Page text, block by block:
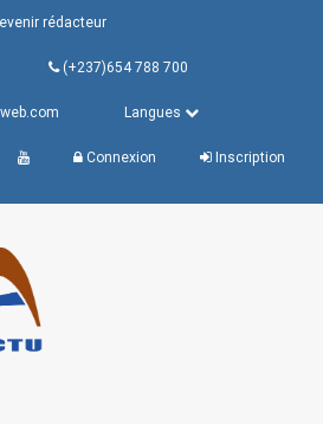
rédacteur
(+237)654 788 700
Langues
Connexion Inscription